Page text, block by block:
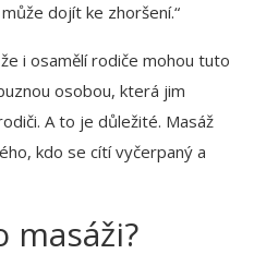
dojít ke zhoršení.“
i osamělí rodiče mohou tuto
osobou, která jim
A to je důležité. Masáž
kdo se cítí vyčerpaný a
masáži?